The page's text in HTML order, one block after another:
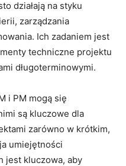
działają na styku
‌zarządzania
Ich zadaniem jest
techniczne⁤ projektu
długoterminowymi.
i PM mogą się‍
są kluczowe‍ dla⁢
‌zarówno‌ w⁤ krótkim,
umiejętności
jest​ kluczowa, aby